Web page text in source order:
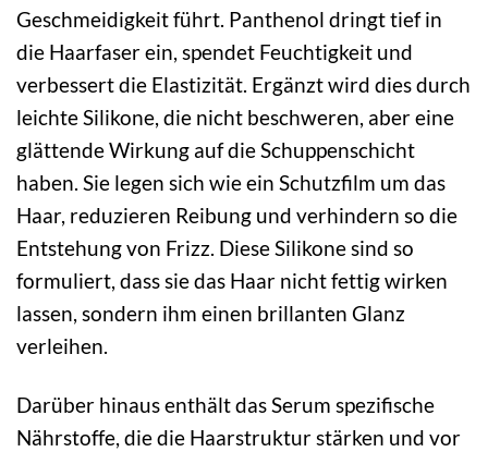
Geschmeidigkeit führt. Panthenol dringt tief in
die Haarfaser ein, spendet Feuchtigkeit und
verbessert die Elastizität. Ergänzt wird dies durch
leichte Silikone, die nicht beschweren, aber eine
glättende Wirkung auf die Schuppenschicht
haben. Sie legen sich wie ein Schutzfilm um das
Haar, reduzieren Reibung und verhindern so die
Entstehung von Frizz. Diese Silikone sind so
formuliert, dass sie das Haar nicht fettig wirken
lassen, sondern ihm einen brillanten Glanz
verleihen.
Darüber hinaus enthält das Serum spezifische
Nährstoffe, die die Haarstruktur stärken und vor